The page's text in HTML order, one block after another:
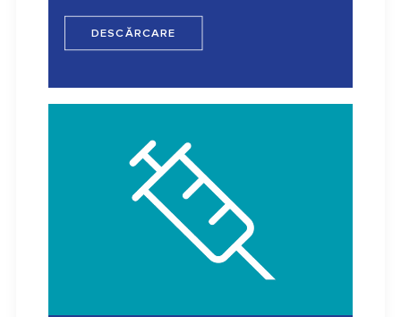
DESCĂRCARE